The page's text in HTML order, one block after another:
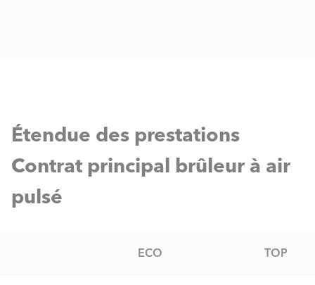
Étendue des prestations
Contrat principal brûleur à air
pulsé
ECO TOP